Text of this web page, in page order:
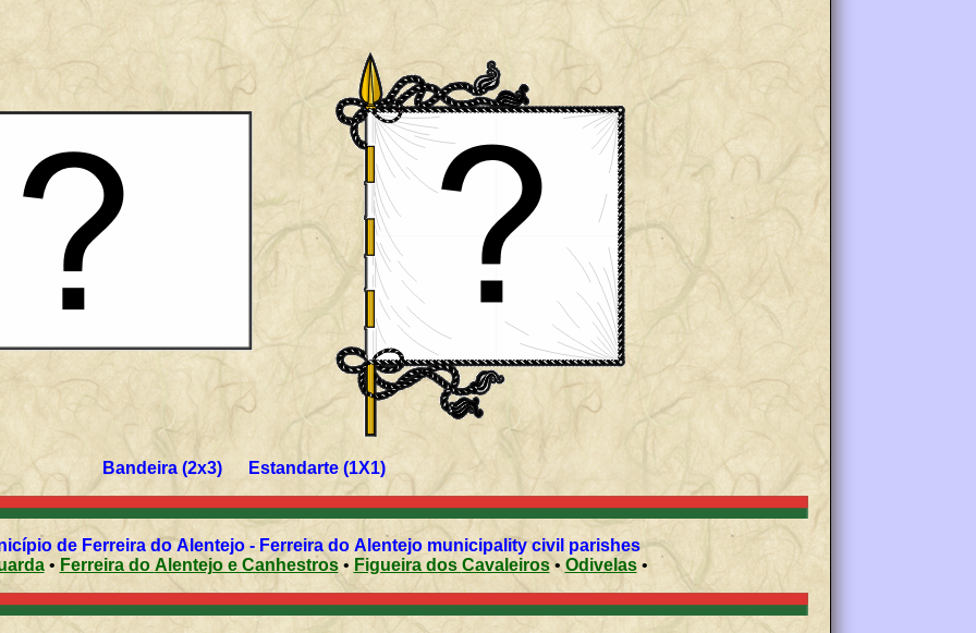
Bandeira (2x3) Estandarte (1X1)
de Ferreira do Alentejo - Ferreira do Alentejo municipality civil parishes
• Ferreira do Alentejo e Canhestros• Figueira dos Cavaleiros• Odivelas•